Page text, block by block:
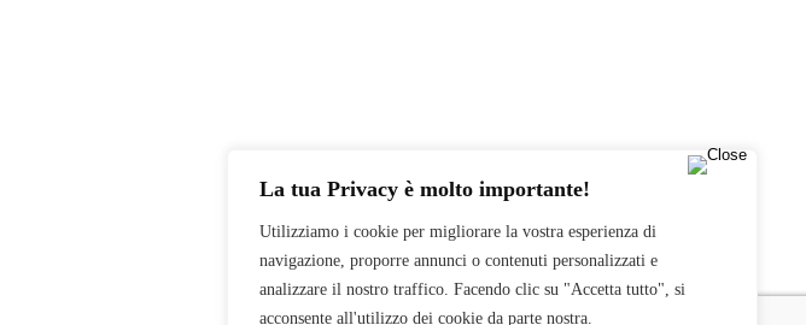
La tua Privacy è molto importante!
Utilizziamo i cookie per migliorare la vostra esperienza di
navigazione, proporre annunci o contenuti personalizzati e
analizzare il nostro traffico. Facendo clic su "Accetta tutto", si
acconsente all'utilizzo dei cookie da parte nostra.